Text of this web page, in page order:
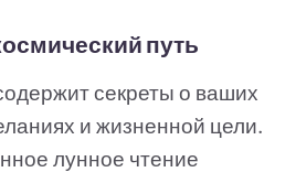
путь
секреты о ваших
и жизненной цели.
лунное чтение